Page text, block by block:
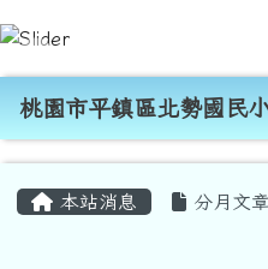
跳至主內容區
桃園市平鎮區北
導覽列
桃園市平鎮區北勢國民
本站消息 分月文章